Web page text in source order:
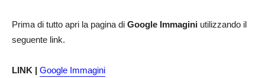
Prima di tutto apri la pagina di Google Immagini utilizzando il
seguente link.
LINK | Google Immagini